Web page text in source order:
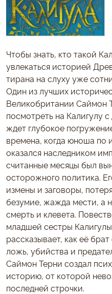
Чтобы знать, кто такой
увлекаться историей
тирана на слуху уже
Один из лучших
Великобритании Саймон
посмотреть на Калигулу
ждет глубокое
времена, когда юноша по
оказался наследником
считанные месяцы был
осторожного политика.
измены и заговоры,
безумие, жажда мести, а
смерть и клевета.
младшей сестры
рассказывает, как её
ложь, убийства и
Саймон Терни создал
историю, от которой
последней строчки.